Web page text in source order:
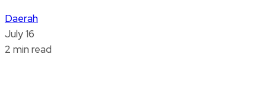
Daerah
July 16
2 min read